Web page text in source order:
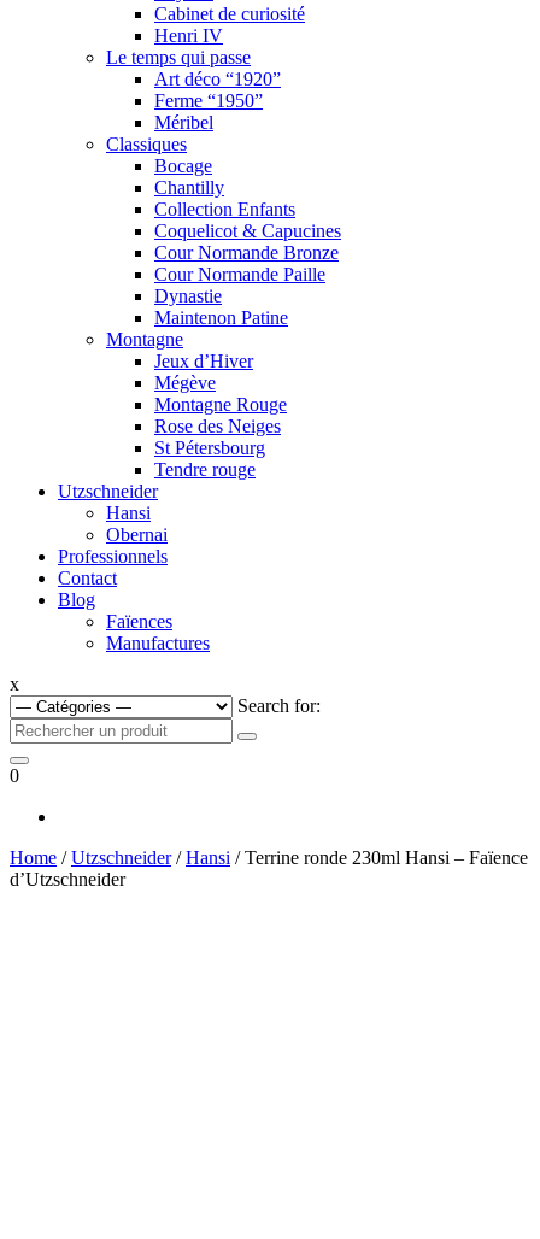
Cabinet de curiosité
Henri IV
Le temps qui passe
Art déco “1920”
Ferme “1950”
Méribel
Classiques
Bocage
Chantilly
Collection Enfants
Coquelicot & Capucines
Cour Normande Bronze
Cour Normande Paille
Dynastie
Maintenon Patine
Montagne
Jeux d’Hiver
Mégève
Montagne Rouge
Rose des Neiges
St Pétersbourg
Tendre rouge
Utzschneider
Hansi
Obernai
Professionnels
Contact
Blog
Faïences
Manufactures
x
Search for:
0
Home /Utzschneider/Hansi / Terrine ronde 230ml Hansi – Faïence
d’Utzschneider